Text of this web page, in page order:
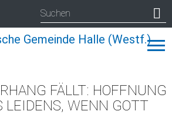
FÄLLT: HOFFNUNG
LEIDENS, WENN GOTT